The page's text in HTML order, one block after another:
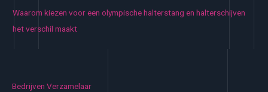
Waarom kiezen voor een olympische halterstang en halterschijven
het verschil maakt
Bedrijven Verzamelaar